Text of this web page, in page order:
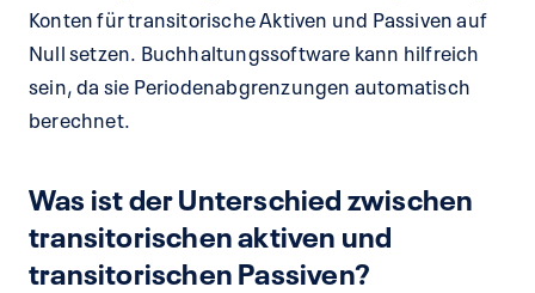
Konten für transitorische Aktiven und Passiven auf
Null setzen. Buchhaltungssoftware kann hilfreich
sein, da sie Periodenabgrenzungen automatisch
berechnet.
Was ist der Unterschied zwischen
transitorischen aktiven und
transitorischen Passiven?